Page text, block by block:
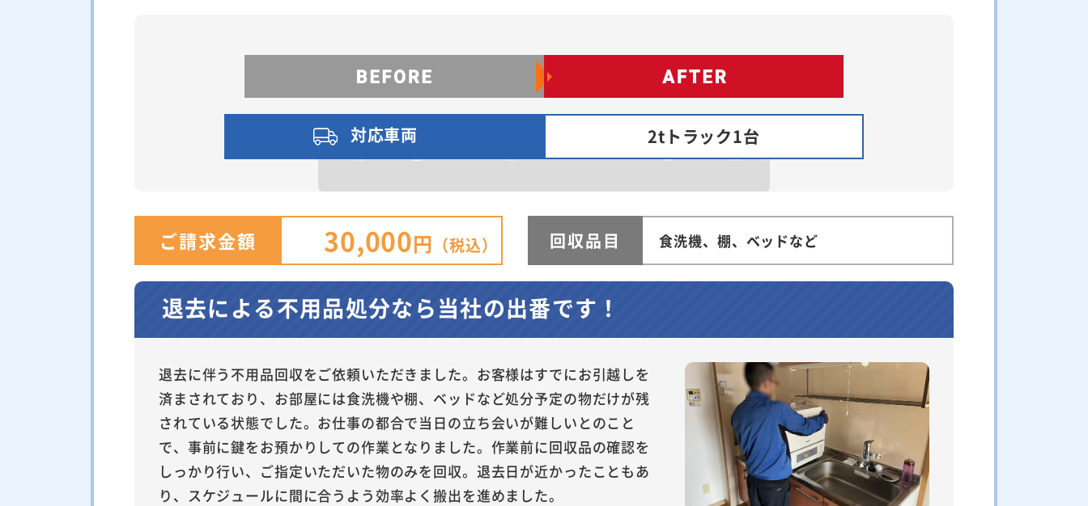
対応車両 2tトラック1台
ご請求金額 30,000円 （税込） 回収品目 食洗機、棚、ベッドなど
退去による不用品処分なら当社の出番です！
退去に伴う不用品回収をご依頼いただきました。お客様はすでにお引越しを
済まされており、お部屋には食洗機や棚、ベッドなど処分予定の物だけが残
されている状態でした。お仕事の都合で当日の立ち会いが難しいとのこと
で、事前に鍵をお預かりしての作業となりました。作業前に回収品の確認を
しっかり行い、ご指定いただいた物のみを回収。退去日が近かったこともあ
り、スケジュールに間に合うよう効率よく搬出を進めました。